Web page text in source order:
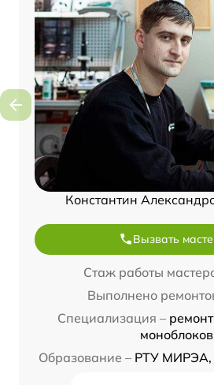
Константин
Вызвать
Стаж работы
Выполнено
Специализация –
моноблоков
Образование – РТУ МИРЭА,